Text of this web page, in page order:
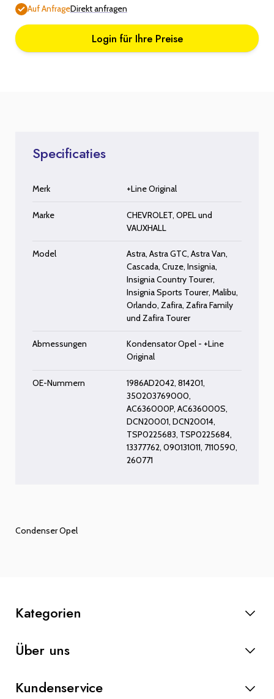
Auf AnfrageDirekt anfragen
Login für Ihre Preise
Specificaties
Merk +Line Original
Marke CHEVROLET,OPELund
VAUXHALL
Model Astra,Astra GTC,Astra Van,
Cascada,Cruze,Insignia,
Insignia Country Tourer,
Insignia Sports Tourer,Malibu,
Orlando,Zafira,Zafira Family
undZafira Tourer
Abmessungen
Kondensator Opel - +Line
Original
OE-Nummern
1986AD2042, 814201,
350203769000,
AC636000P, AC636000S,
DCN20001, DCN20014,
TSP0225683, TSP0225684,
13377762, 090131011, 7110590,
260771
Condenser Opel
Kategorien
Anlasser
Über uns
Bremsteile
Kundenservice